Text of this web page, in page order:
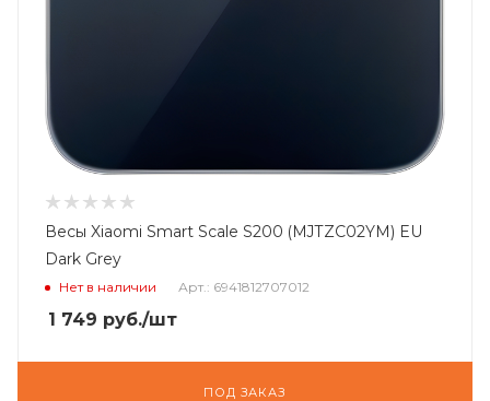
Весы Xiaomi Smart Scale S200 (MJTZC02YM) EU
Dark Grey
Нет в наличии Арт.: 6941812707012
1 749 руб./шт
ПОД ЗАКАЗ